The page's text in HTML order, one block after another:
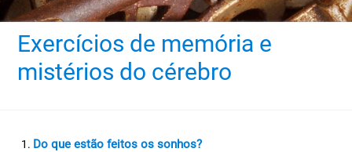
Exercícios de memória e
mistérios do cérebro
Do que estão feitos os sonhos?